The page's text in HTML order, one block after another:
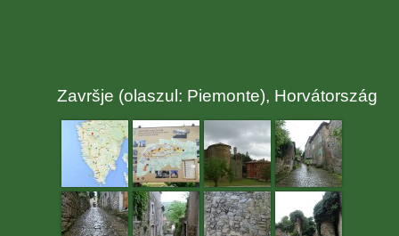
Završje (olaszul: Piemonte), Horvátország